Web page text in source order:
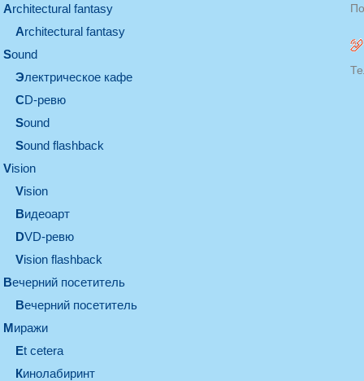
architectural fantasy
architectural fantasy
sound
электрическое кафе
CD-ревю
sound
Sound flashback
vision
vision
видеоарт
DVD-ревю
Vision flashback
вечерний посетитель
вечерний посетитель
миражи
et cetera
кинолабиринт